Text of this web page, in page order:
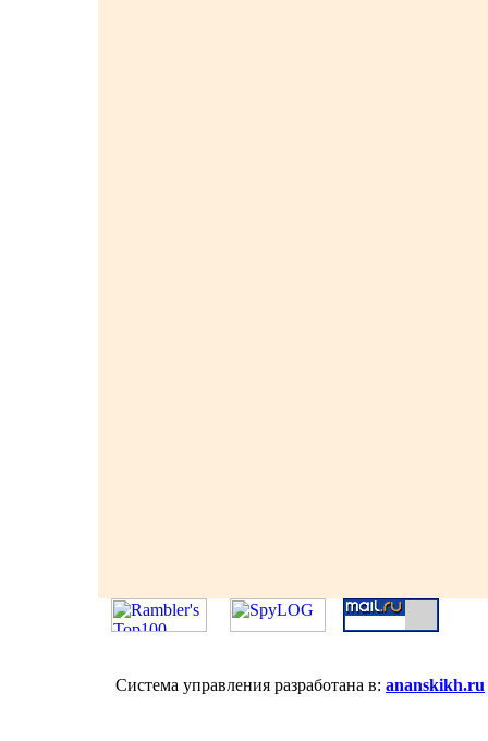
Система управления разработана в: ananskikh.ru